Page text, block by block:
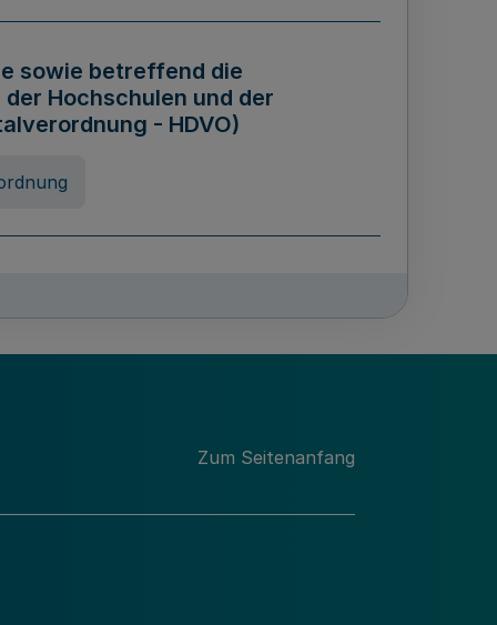
sowie betreffend die
Hochschulen und der
- HDVO)
des Landes Nordrhein-
Zum Seitenanfang